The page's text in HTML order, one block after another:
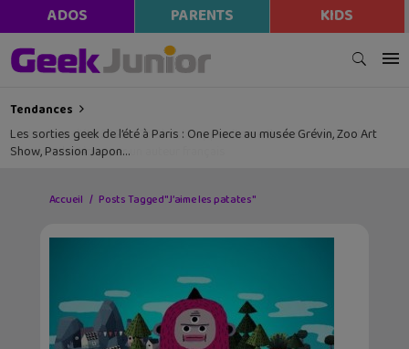
ADOS PARENTS KIDS
Tendances
Les sorties geek de l’été à Paris : One Piece au musée Grévin, Zoo Art
Show, Passion Japon…
Accueil Posts Tagged "J’aime les patates"